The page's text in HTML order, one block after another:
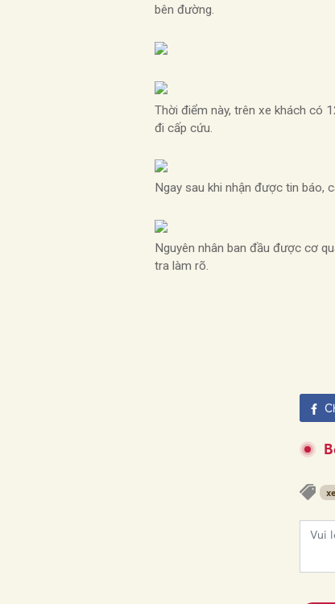
bên đường.
Thời điểm này, trên xe khách có
đi cấp cứu.
Ngay sau khi nhận được tin báo,
Nguyên nhân ban đầu được cơ
tra làm rõ.